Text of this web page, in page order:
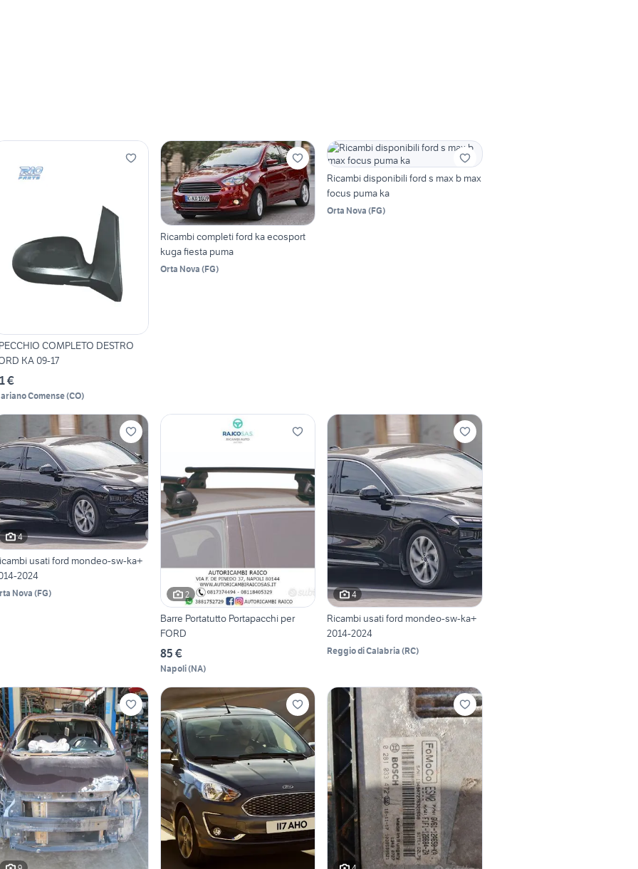
COMPLETO DESTRO
KA 09-17
€
Comense(CO)
Ricambi completi ford ka ecosport
kuga fiesta puma
Orta Nova (FG)
Ricambi disponibili ford s max b max
focus puma ka
Orta Nova (FG)
4
usati ford mondeo-sw-ka+
2024
Nova (FG) 2
Barre Portatutto Portapacchi per
FORD
85 €
Napoli(NA)
4
Ricambi usati ford mondeo-sw-ka+
2014-2024
Reggio di Calabria (RC)